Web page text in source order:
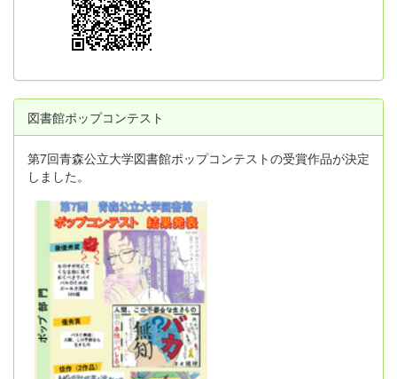
図書館ポップコンテスト
第7回青森公立大学図書館ポップコンテストの受賞作品が決定
しました。